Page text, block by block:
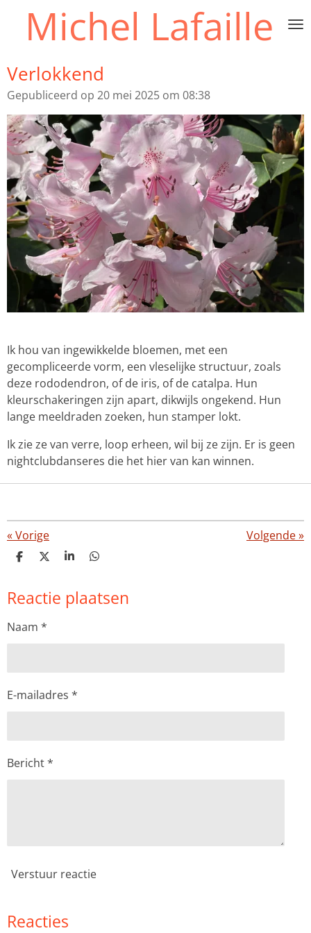
direct
hoofdinhoud
Michel Lafaille
Verlokkend
Gepubliceerd op 20 mei 2025 om 08:38
Ik hou van ingewikkelde bloemen, met een
gecompliceerde vorm, een vleselijke structuur, zoals
deze rododendron, of de iris, of de catalpa. Hun
kleurschakeringen zijn apart, dikwijls ongekend. Hun
lange meeldraden zoeken, hun stamper lokt.
Ik zie ze van verre, loop erheen, wil bij ze zijn. Er is geen
nightclubdanseres die het hier van kan winnen.
«Vorige Volgende»
D
e
n
D
l
S
r
e
D
e
n
Reactie plaatsen
Naam *
E-mailadres *
Bericht *
Verstuur reactie
Reacties